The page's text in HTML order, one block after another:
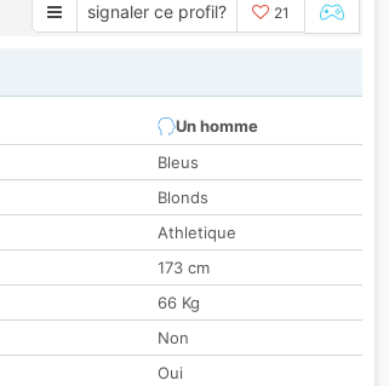
signaler ce profil? 21
Un homme
Bleus
Blonds
Athletique
173 cm
66 Kg
Non
Oui